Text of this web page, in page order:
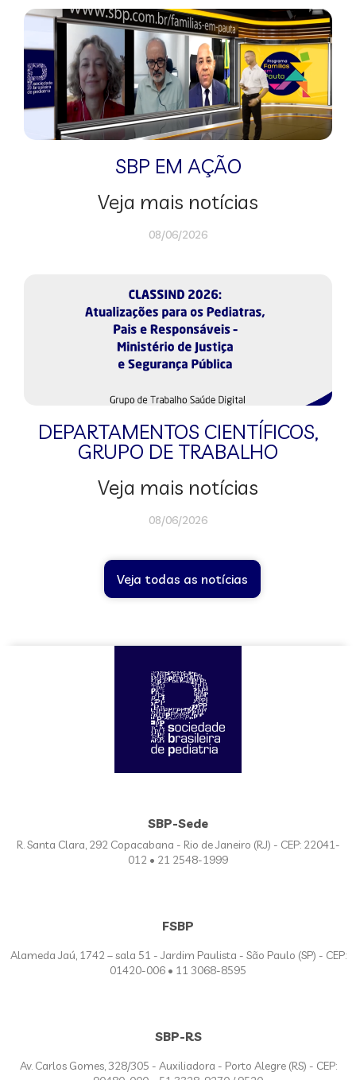
SBP EM AÇÃO
Veja mais notícias
08/06/2026
DEPARTAMENTOS CIENTÍFICOS,
GRUPO DE TRABALHO
Veja mais notícias
08/06/2026
Veja todas as notícias
SBP-Sede
R. Santa Clara, 292 Copacabana - Rio de Janeiro (RJ) - CEP: 22041-
012 • 21 2548-1999
FSBP
Alameda Jaú, 1742 – sala 51 - Jardim Paulista - São Paulo (SP) - CEP:
01420-006 • 11 3068-8595
SBP-RS
Av. Carlos Gomes, 328/305 - Auxiliadora - Porto Alegre (RS) - CEP: